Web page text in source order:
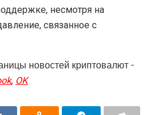
несмотря на
связанное с
новостей криптовалют -
,OK